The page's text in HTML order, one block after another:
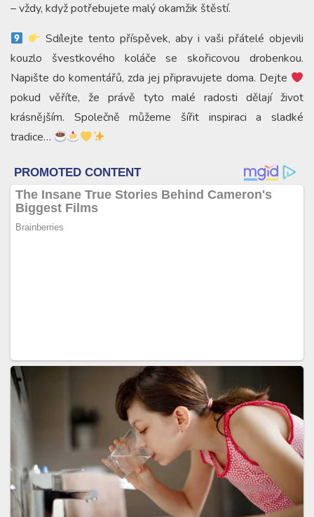
– vždy, když potřebujete malý okamžik štěstí.
Sdílejte tento příspěvek, aby i vaši přátelé objevili
kouzlo švestkového koláče se skořicovou drobenkou.
Napište do komentářů, zda jej připravujete doma. Dejte
pokud věříte, že právě tyto malé radosti dělají život
krásnějším. Společně můžeme šířit inspiraci a sladké
tradice…